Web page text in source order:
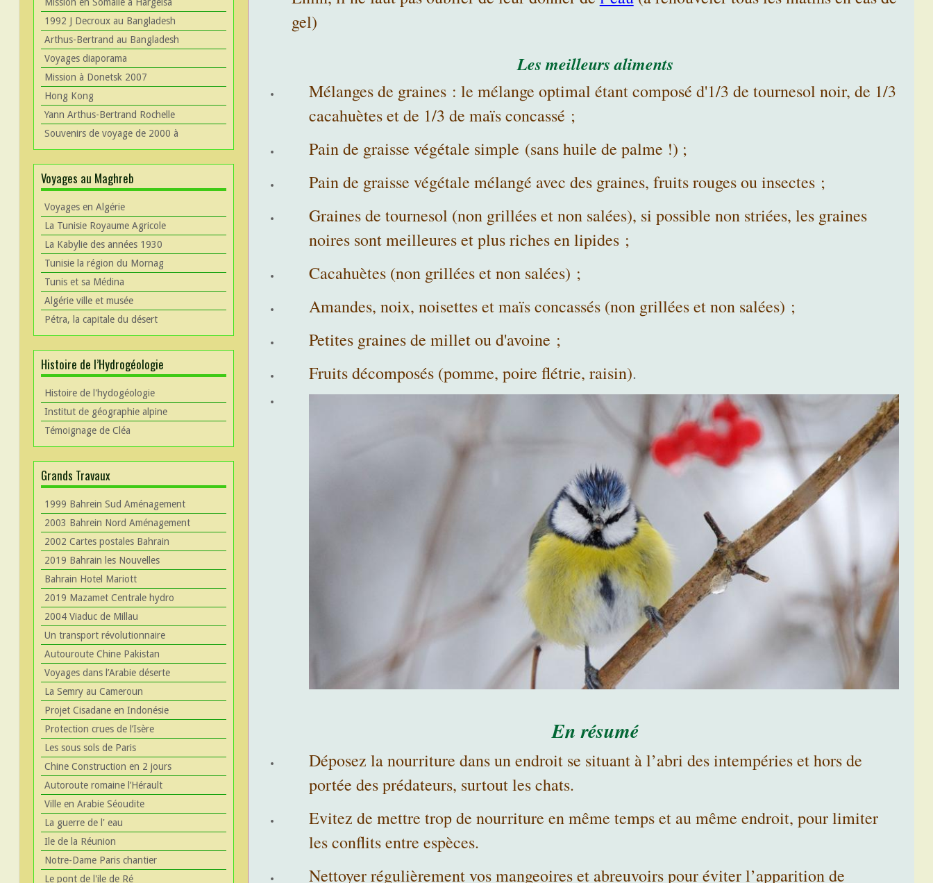
1992 J Decroux au Bangladesh
Arthus-Bertrand au Bangladesh
Voyages diaporama
Mission à Donetsk 2007
Hong Kong
Yann Arthus-Bertrand Rochelle
Souvenirs de voyage de 2000 à
Voyages au Maghreb
Voyages en Algérie
La Tunisie Royaume Agricole
La Kabylie des années 1930
Tunisie la région du Mornag
Tunis et sa Médina
Algérie ville et musée
Pétra, la capitale du désert
Histoire de l’Hydrogéologie
Histoire de l'hydogéologie
Institut de géographie alpine
Témoignage de Cléa
Grands Travaux
1999 Bahrein Sud Aménagement
2003 Bahrein Nord Aménagement
2002 Cartes postales Bahrain
2019 Bahrain les Nouvelles
Bahrain Hotel Mariott
2019 Mazamet Centrale hydro
2004 Viaduc de Millau
Un transport révolutionnaire
Autouroute Chine Pakistan
Voyages dans l’Arabie déserte
La Semry au Cameroun
Projet Cisadane en Indonésie
Protection crues de l’Isère
Les sous sols de Paris
Chine Construction en 2 jours
Autoroute romaine l’Hérault
Ville en Arabie Séoudite
La guerre de l' eau
Ile de la Réunion
Notre-Dame Paris chantier
Le pont de l'ile de Ré
gel)
Les meilleurs aliments
Mélanges de graines : le mélange optimal étant composé d'1/3 de tournesol noir, de 1/3
cacahuètes et de 1/3 de maïs concassé ;
Pain de graisse végétale simple (sans huile de palme !) ;
Pain de graisse végétale mélangé avec des graines, fruits rouges ou insectes ;
Graines de tournesol (non grillées et non salées), si possible non striées, les graines
noires sont meilleures et plus riches en lipides ;
Cacahuètes (non grillées et non salées) ;
Amandes, noix, noisettes et maïs concassés (non grillées et non salées) ;
Petites graines de millet ou d'avoine ;
Fruits décomposés (pomme, poire flétrie, raisin).
En résumé
Déposez la nourriture dans un endroit se situant à l’abri des intempéries et hors de
portée des prédateurs, surtout les chats.
Evitez de mettre trop de nourriture en même temps et au même endroit, pour limiter
les conflits entre espèces.
Nettoyer régulièrement vos mangeoires et abreuvoirs pour éviter l’apparition de